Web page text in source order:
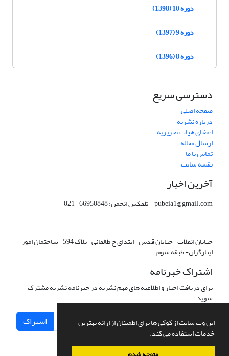
این وب سایت از کوکی ها برای اطمینان از ارائه بهترین
خدمات استفاده می کند.
دوره 10 (1398)
دوره 9 (1397)
دوره 8 (1396)
دسترسی سریع
صفحه اصلی
درباره نشریه
اعضای هیات تحریریه
ارسال مقاله
تماس با ما
نقشه سایت
آخرین اخبار
pubeia1@gmail.com تلفکس انجمن: 66950848- 021
خیابان انقلاب- خیابان قدس- ابتدای خ طالقانی- پلاک 594- ساختمان امور
ایثارگران- طبقه سوم
اشتراک خبرنامه
برای دریافت اخبار و اطلاعیه های مهم نشریه در خبرنامه نشریه مشترک
شوید.
اشتراک